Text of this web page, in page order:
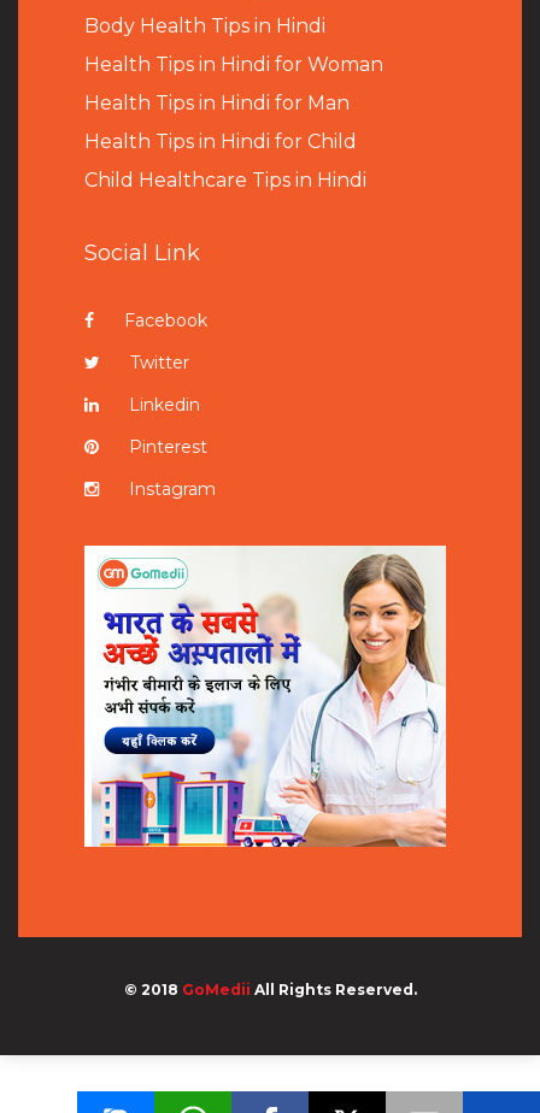
Body Health Tips in Hindi
Health Tips in Hindi for Woman
Health Tips in Hindi for Man
Health Tips in Hindi for Child
Child Healthcare Tips in Hindi
Social Link
Facebook
Twitter
Linkedin
Pinterest
Instagram
© 2018 GoMedii All Rights Reserved.